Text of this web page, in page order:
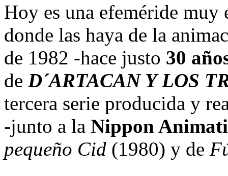
Hoy es una efeméride muy
donde las haya de la
de 1982 -hace justo 30
de D´ARTACAN Y LOS
tercera serie producida y
-junto a la Nippon
pequeño Cid (1980) y de